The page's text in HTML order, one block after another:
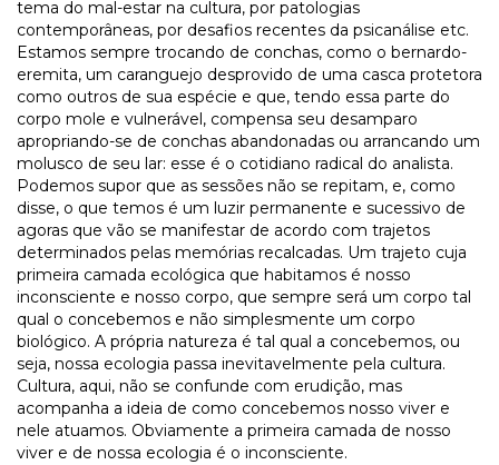
tema do mal-estar na cultura, por patologias
contemporâneas, por desafios recentes da psicanálise etc.
Estamos sempre trocando de conchas, como o bernardo-
eremita, um caranguejo desprovido de uma casca protetora
como outros de sua espécie e que, tendo essa parte do
corpo mole e vulnerável, compensa seu desamparo
apropriando-se de conchas abandonadas ou arrancando um
molusco de seu lar: esse é o cotidiano radical do analista.
Podemos supor que as sessões não se repitam, e, como
disse, o que temos é um luzir permanente e sucessivo de
agoras que vão se manifestar de acordo com trajetos
determinados pelas memórias recalcadas. Um trajeto cuja
primeira camada ecológica que habitamos é nosso
inconsciente e nosso corpo, que sempre será um corpo tal
qual o concebemos e não simplesmente um corpo
biológico. A própria natureza é tal qual a concebemos, ou
seja, nossa ecologia passa inevitavelmente pela cultura.
Cultura, aqui, não se confunde com erudição, mas
acompanha a ideia de como concebemos nosso viver e
nele atuamos. Obviamente a primeira camada de nosso
viver e de nossa ecologia é o inconsciente.